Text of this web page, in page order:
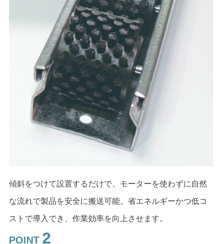
傾斜をつけて設置するだけで、モーターを使わずに自然
な流れで製品を安全に搬送可能。省エネルギーかつ低コ
ストで導入でき、作業効率を向上させます。
POINT 2